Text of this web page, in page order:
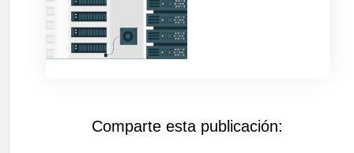
Comparte esta publicación: